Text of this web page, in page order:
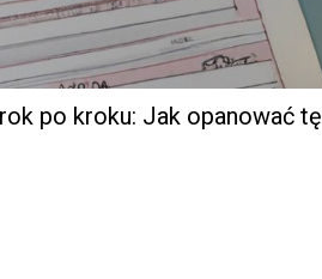
po kroku: Jak opanować tę